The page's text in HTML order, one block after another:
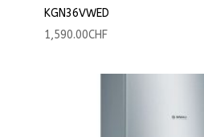
KGN36VWED
1,590.00CHF